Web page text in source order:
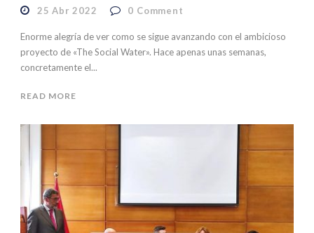
25 Abr 2022 0 Comment
Enorme alegría de ver como se sigue avanzando con el ambicioso
proyecto de «The Social Water». Hace apenas unas semanas,
concretamente el...
READ MORE